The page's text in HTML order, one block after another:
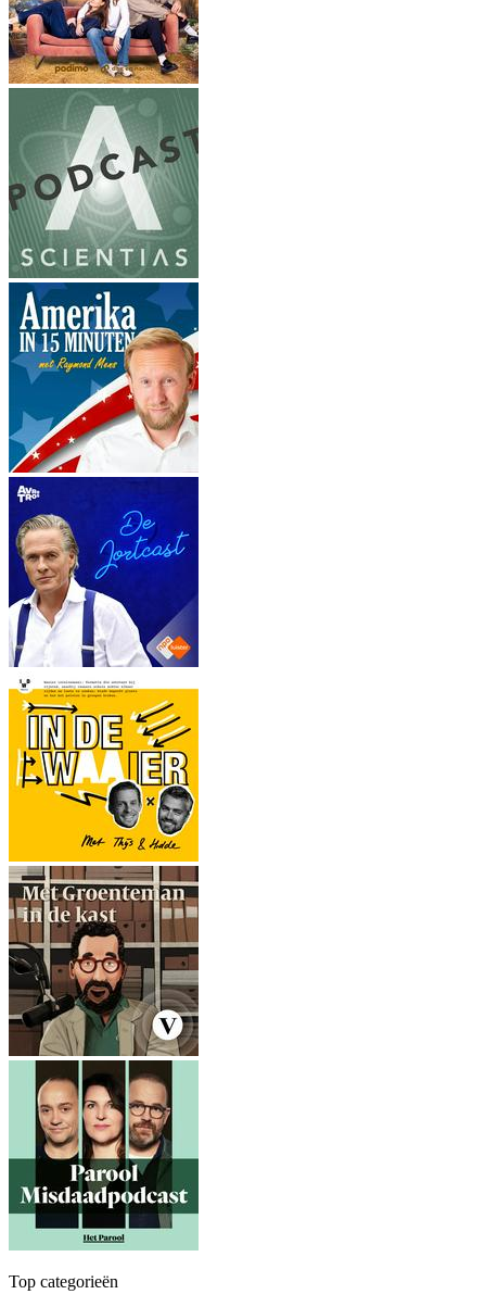
Top categorieën